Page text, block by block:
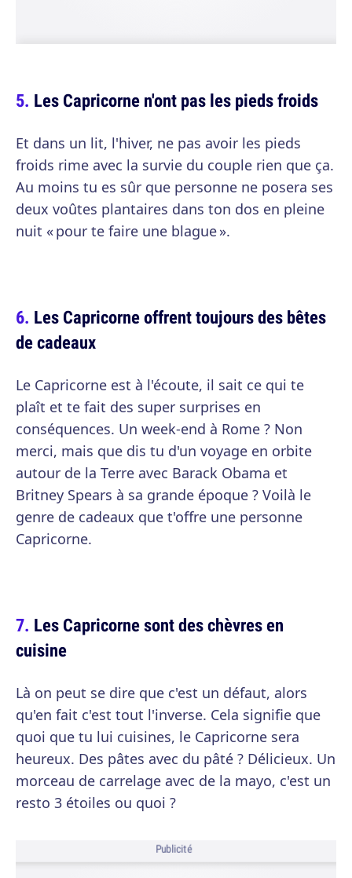
Les Capricorne n'ont pas les pieds froids
Et dans un lit, l'hiver, ne pas avoir les pieds
froids rime avec la survie du couple rien que ça.
Au moins tu es sûr que personne ne posera ses
deux voûtes plantaires dans ton dos en pleine
nuit « pour te faire une blague ».
Les Capricorne offrent toujours des bêtes
de cadeaux
Le Capricorne est à l'écoute, il sait ce qui te
plaît et te fait des super surprises en
conséquences. Un week-end à Rome ? Non
merci, mais que dis tu d'un voyage en orbite
autour de la Terre avec Barack Obama et
Britney Spears à sa grande époque ? Voilà le
genre de cadeaux que t'offre une personne
Capricorne.
Les Capricorne sont des chèvres en
cuisine
Là on peut se dire que c'est un défaut, alors
qu'en fait c'est tout l'inverse. Cela signifie que
quoi que tu lui cuisines, le Capricorne sera
heureux. Des pâtes avec du pâté ? Délicieux. Un
morceau de carrelage avec de la mayo, c'est un
resto 3 étoiles ou quoi ?
Publicité